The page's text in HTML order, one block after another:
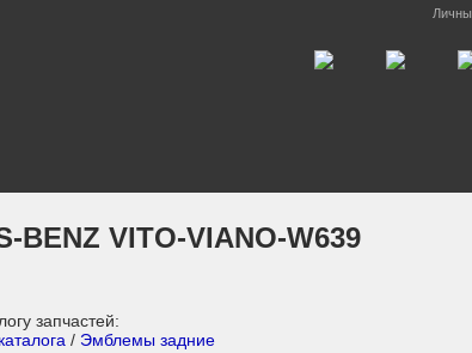
BENZ VITO-VIANO-W639
запчастей:
/ Эмблемы задние